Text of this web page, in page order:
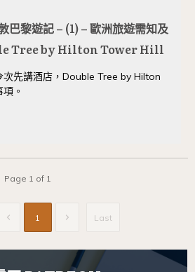
巴黎遊記 – (1) – 歐洲旅遊需知及
Tree by Hilton Tower Hill
次先講酒店，Double Tree by Hilton
。
Page 1 of 1
1 Last